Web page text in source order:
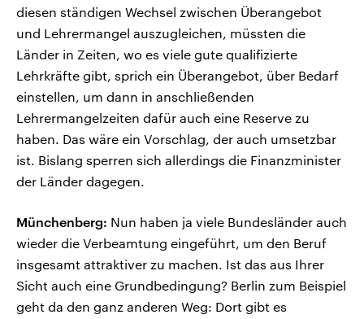
diesen ständigen Wechsel zwischen Überangebot
und Lehrermangel auszugleichen, müssten die
Länder in Zeiten, wo es viele gute qualifizierte
Lehrkräfte gibt, sprich ein Überangebot, über Bedarf
einstellen, um dann in anschließenden
Lehrermangelzeiten dafür auch eine Reserve zu
haben. Das wäre ein Vorschlag, der auch umsetzbar
ist. Bislang sperren sich allerdings die Finanzminister
der Länder dagegen.
Münchenberg: Nun haben ja viele Bundesländer auch
wieder die Verbeamtung eingeführt, um den Beruf
insgesamt attraktiver zu machen. Ist das aus Ihrer
Sicht auch eine Grundbedingung? Berlin zum Beispiel
geht da den ganz anderen Weg: Dort gibt es